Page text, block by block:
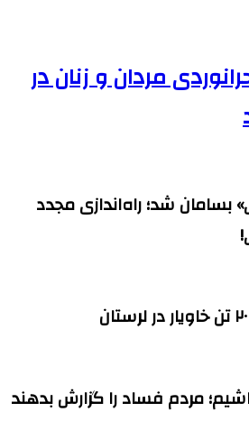
مردان و زنان در
شد؛ راه‌اندازی مجدد
مردم فساد را گزارش بدهند